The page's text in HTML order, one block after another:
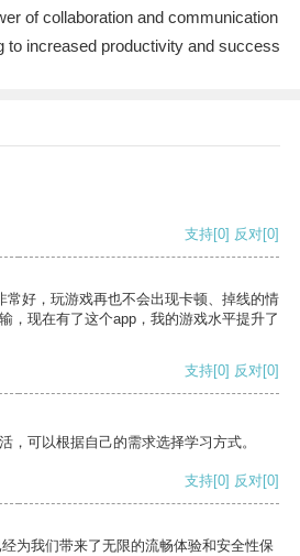
of collaboration and communication
to increased productivity and success
支持[0] 反对[0]
常好，玩游戏再也不会出现卡顿、掉线的情
，现在有了这个app，我的游戏水平提升了
支持[0] 反对[0]
，可以根据自己的需求选择学习方式。
支持[0] 反对[0]
为我们带来了无限的流畅体验和安全性保